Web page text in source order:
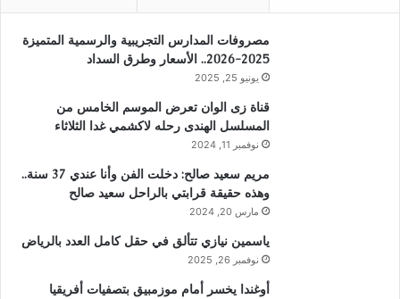
مصروفات المدارس التجريبية والرسمية المتميزة
2025-2026.. الأسعار وطرق السداد
يونيو 25, 2025
قناة زى الوان تعرض الموسم الخامس من
المسلسل الهندى رحله لاكشمي غدا الثلاثاء
نوفمبر 11, 2024
مريم سعيد صالح: دخلت الفن وأنا عندي 37 سنة..
وهذه حقيقة قرابتي بالراحل سعيد صالح
مارس 20, 2024
ياسمين نيازي تتألق في حقل كامل العدد بالرياض
نوفمبر 26, 2025
أوغندا يخسر أمام موزمبيق بتصفيات أفريقيا